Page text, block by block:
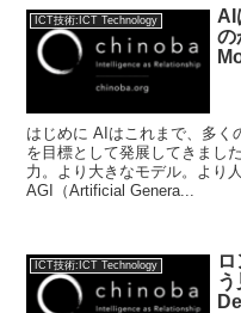
ICT技術:ICT Technology
AI
の
はじめに AIはこれまで、多く
を目標として発展してきまし
力。より大きなモデル。より
AGI（Artificial Genera...
ICT技術:ICT Technology